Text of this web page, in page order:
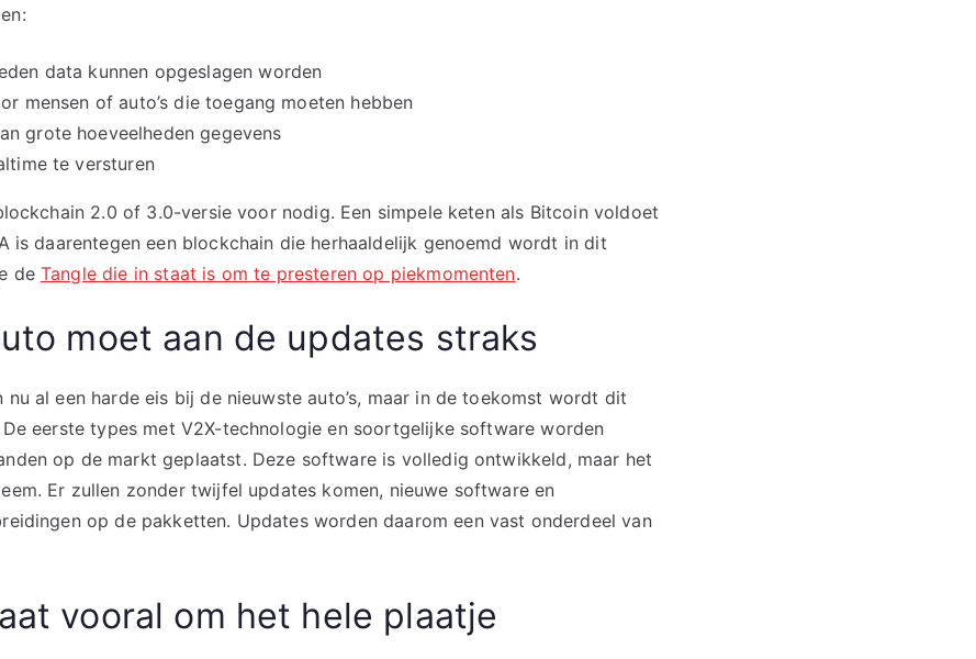
data kunnen opgeslagen worden
mensen of auto’s die toegang moeten hebben
grote hoeveelheden gegevens
te versturen
2.0 of 3.0-versie voor nodig. Een simpele keten als Bitcoin voldoet
is daarentegen een blockchain die herhaaldelijk genoemd wordt in dit
deTangle die in staat is om te presteren op piekmomenten.
moet aan de updates straks
al een harde eis bij de nieuwste auto’s, maar in de toekomst wordt dit
eerste types met V2X-technologie en soortgelijke software worden
op de markt geplaatst. Deze software is volledig ontwikkeld, maar het
Er zullen zonder twijfel updates komen, nieuwe software en
op de pakketten. Updates worden daarom een vast onderdeel van
vooral om het hele plaatje